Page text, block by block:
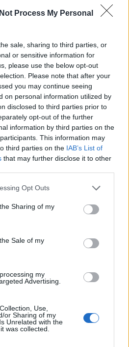
Process My Personal
sale, sharing to third parties, or
or sensitive information for
please use the below opt-out
Please note that after your
you may continue seeing
on personal information utilized by
disclosed to third parties prior to
opt-out of the further
information by third parties on the
This information may
third parties on the IAB’s List of
that may further disclose it to other
app uses one or more Google
usage behaviour. You may click to
and its third-party tags to
purposes in below Google
Opt Outs
Sharing of my
Sale of my
my
Advertising.
Use,
or Sharing of my
Unrelated with the
was collected.
Δήμο Καλαμαριάς
αρχείο του Γιάννη
συλλήψεις για πρόκληση